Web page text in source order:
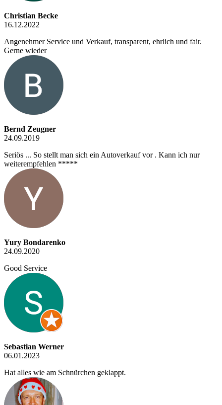
Christian Becke
16.12.2022
Angenehmer Service und Verkauf, transparent, ehrlich und fair.
Gerne wieder
Bernd Zeugner
24.09.2019
Seriös ... So stellt man sich ein Autoverkauf vor . Kann ich nur
weiterempfehlen *****
Yury Bondarenko
24.09.2020
Good Service
Sebastian Werner
06.01.2023
Hat alles wie am Schnürchen geklappt.